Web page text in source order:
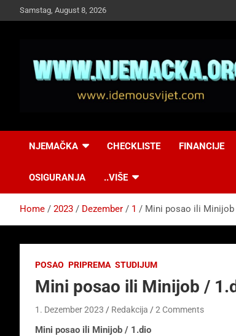
to
Samstag, August 8, 2026
Idemo u Svijet-
NJEMAČKA CHECKLISTE FINANCIJE
OSIGURANJA ..VIŠE
Home 2023 Dezember 1 Mini posao ili
POSAO PRIPREMA STUDIJUM
Mini posao ili Minijob /
1. Dezember 2023 Redakcija 2 Comments
Mini posao ili Minijob / 1.dio